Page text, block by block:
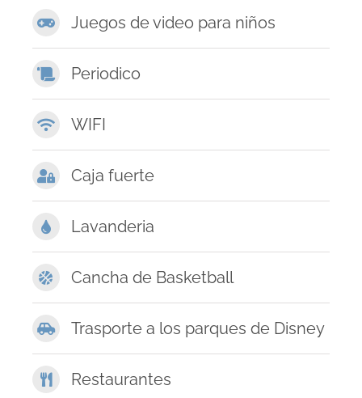
Juegos de video para niños
Periodico
WIFI
Caja fuerte
Lavanderia
Cancha de Basketball
Trasporte a los parques de Disney
Restaurantes